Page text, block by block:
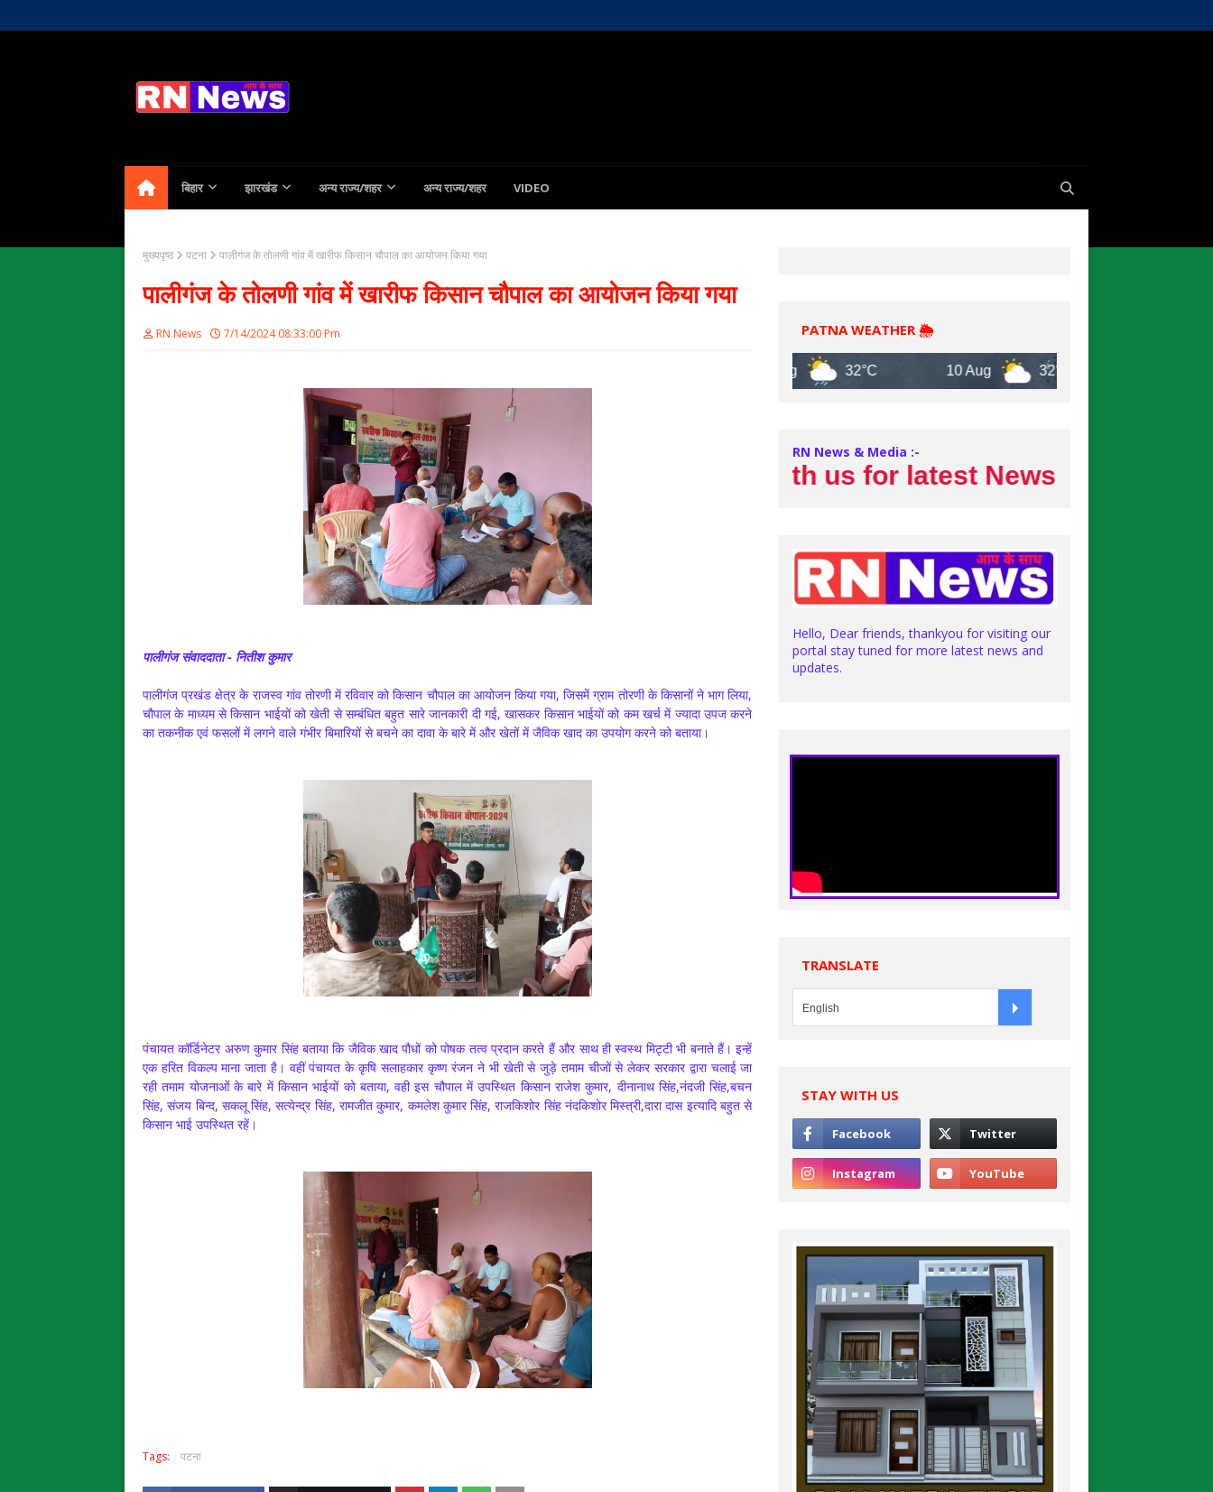
बिहार झारखंड अन्य राज्य/शहर अन्य राज्य/शहर VIDEO
मुख्यपृष्ठ पटना पालीगंज के तोलणी गांव में खारीफ किसान चौपाल का आयोजन किया गया
पालीगंज के तोलणी गांव में खारीफ किसान चौपाल का आयोजन किया गया
RN News 7/14/2024 08:33:00 Pm
पालीगंज संवाददाता - नितीश कुमार
पालीगंज प्रखंड क्षेत्र के राजस्व गांव तोरणी में रविवार को किसान चौपाल का आयोजन किया गया, जिसमें ग्राम तोरणी के किसानों ने भाग लिया,
चौपाल के माध्यम से किसान भाईयों को खेती से सम्बंधित बहुत सारे जानकारी दी गई, खासकर किसान भाईयों को कम खर्च में ज्यादा उपज करने
का तकनीक एवं फसलों में लगने वाले गंभीर बिमारियों से बचने का दावा के बारे में और खेतों में जैविक खाद का उपयोग करने को बताया।
पंचायत कॉर्डिनेटर अरुण कुमार सिंह बताया कि जैविक खाद पौधों को पोषक तत्व प्रदान करते हैं और साथ ही स्वस्थ मिट्टी भी बनाते हैं। इन्हें
एक हरित विकल्प माना जाता है। वहीं पंचायत के कृषि सलाहकार कृष्ण रंजन ने भी खेती से जुड़े तमाम चीजों से लेकर सरकार द्वारा चलाई जा
रही तमाम योजनाओं के बारे में किसान भाईयों को बताया, वही इस चौपाल में उपस्थित किसान राजेश कुमार, दीनानाथ सिंह,नंदजी सिंह,बचन
सिंह, संजय बिन्द, सकलू सिंह, सत्येन्द्र सिंह, रामजीत कुमार, कमलेश कुमार सिंह, राजकिशोर सिंह नंदकिशोर मिस्त्री,दारा दास इत्यादि बहुत से
किसान भाई उपस्थित रहें।
Tags: पटना
PATNA WEATHER 🌦️
32°C 32°C
RN News & Media :-
Stay with us for latest News
Hello, Dear friends, thankyou for visiting our
portal stay tuned for more latest news and
updates.
TRANSLATE
STAY WITH US